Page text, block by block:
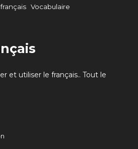
Vocabulaire
et utiliser le français.. Tout le